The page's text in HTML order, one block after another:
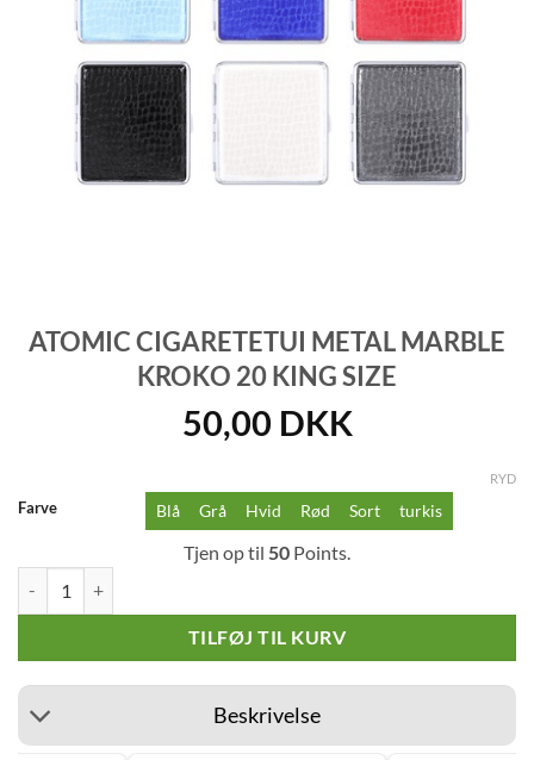
ATOMIC CIGARETETUI METAL MARBLE
KROKO 20 KING SIZE
50,00 DKK
Farve Blå Grå Hvid Rød Sort turkis
RYD
Tjen op til 50 Points.
TILFØJ TIL KURV
Beskrivelse